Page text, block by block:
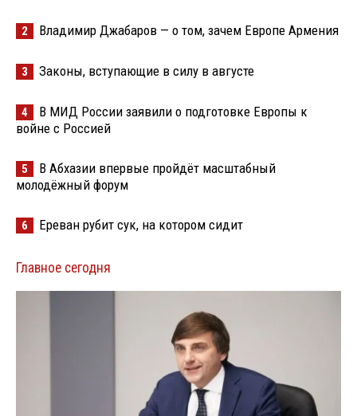
2 Владимир Джабаров — о том, зачем Европе Армения
3 Законы, вступающие в силу в августе
4
В МИД России заявили о подготовке Европы к
войне с Россией
5
В Абхазии впервые пройдёт масштабный
молодёжный форум
6 Ереван рубит сук, на котором сидит
Главное сегодня